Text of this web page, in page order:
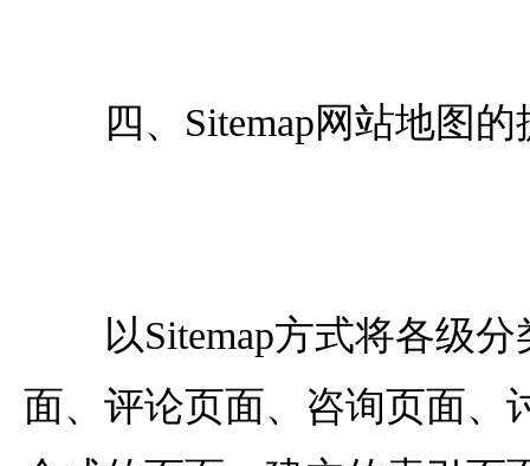
四、Sitemap网站地图的
以Sitemap方式将各级分
面、评论页面、咨询页面、